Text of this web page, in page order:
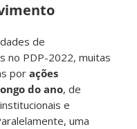
de
no PDP-2022, muitas
porações
do ano, de
e
uma